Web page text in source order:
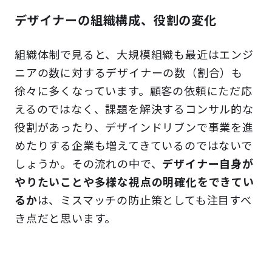
デザイナーの組織構成、役割の変化
組織体制で見ると、大規模組織も最近はエンジ
ニアの数に対するデザイナーの数（割合）も
徐々に多くなっています。顧客の依頼にただ応
えるのではなく、課題を解決するコンサル的な
役割があったり、デザインドリブンで事業を進
めたりする企業も増えてきているのではないで
しょうか。その流れの中で、 デザイナー自身が
やりたいことや多様な視点の明確化をできてい
るかは、ミスマッチの防止策としても注目すべ
き点だと思います。